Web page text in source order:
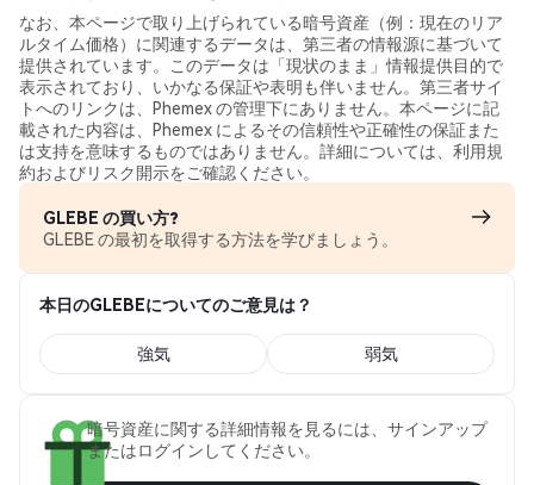
なお、本ページで取り上げられている暗号資産（例：現在のリア
ルタイム価格）に関連するデータは、第三者の情報源に基づいて
提供されています。このデータは「現状のまま」情報提供目的で
表示されており、いかなる保証や表明も伴いません。第三者サイ
トへのリンクは、Phemex の管理下にありません。本ページに記
載された内容は、Phemex によるその信頼性や正確性の保証また
は支持を意味するものではありません。詳細については、利用規
約およびリスク開示をご確認ください。
GLEBE の買い方?
GLEBE の最初を取得する方法を学びましょう。
本日のGLEBEについてのご意見は？
強気 弱気
暗号資産に関する詳細情報を見るには、サインアップ
またはログインしてください。